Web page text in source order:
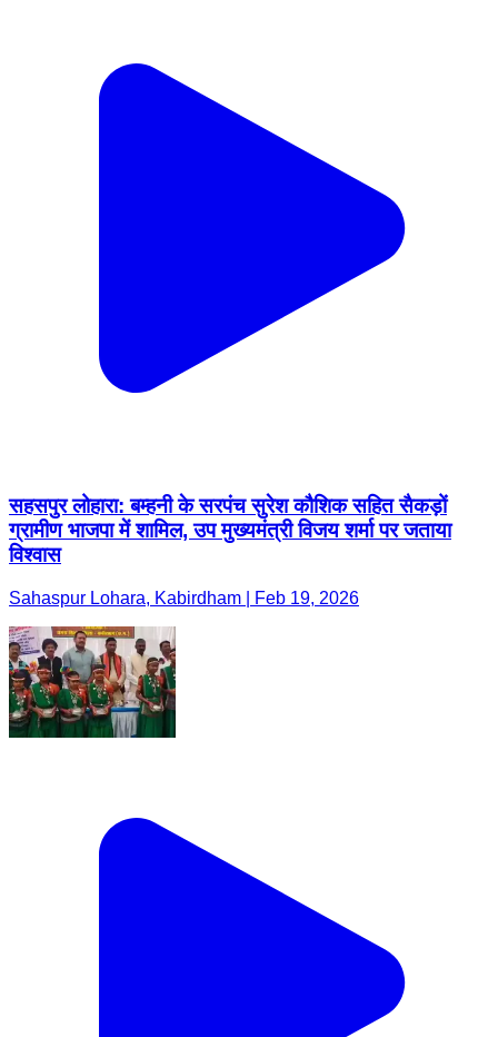
सहसपुर लोहारा: बम्हनी के सरपंच सुरेश कौशिक सहित सैकड़ों
ग्रामीण भाजपा में शामिल, उप मुख्यमंत्री विजय शर्मा पर जताया
विश्वास
Sahaspur Lohara, Kabirdham | Feb 19, 2026